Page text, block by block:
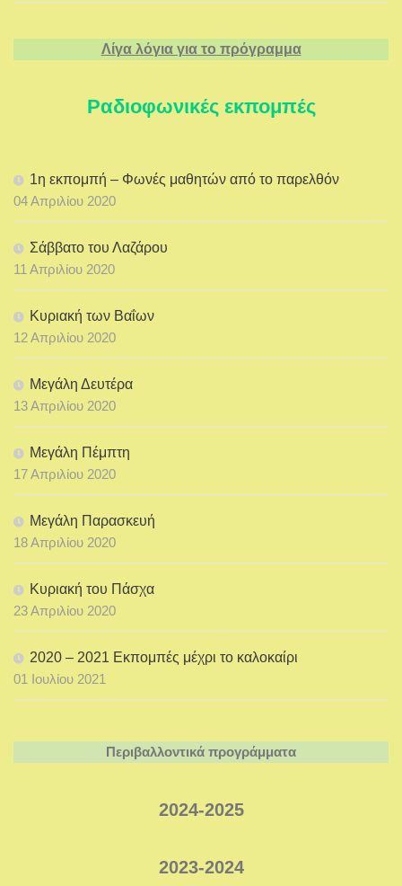
Λίγα λόγια για το πρόγραμμα
Ραδιοφωνικές εκπομπές
1η εκπομπή – Φωνές μαθητών από το παρελθόν
04 Απριλίου 2020
Σάββατο του Λαζάρου
11 Απριλίου 2020
Κυριακή των Βαΐων
12 Απριλίου 2020
Μεγάλη Δευτέρα
13 Απριλίου 2020
Μεγάλη Πέμπτη
17 Απριλίου 2020
Μεγάλη Παρασκευή
18 Απριλίου 2020
Κυριακή του Πάσχα
23 Απριλίου 2020
2020 – 2021 Εκπομπές μέχρι το καλοκαίρι
01 Ιουλίου 2021
Περιβαλλοντικά προγράμματα
2024-2025
2023-2024